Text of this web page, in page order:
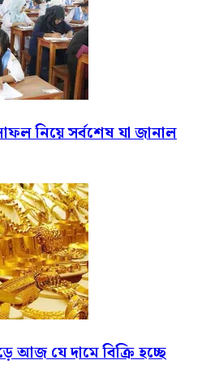
নিয়ে সর্বশেষ যা জানাল
আজ যে দামে বিক্রি হচ্ছে